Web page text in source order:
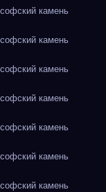
камень
камень
камень
камень
камень
камень
камень